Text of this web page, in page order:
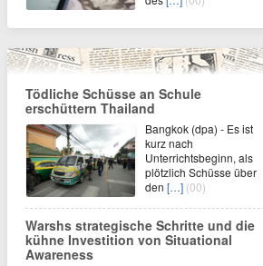
Tödliche Schüsse an Schule
erschüttern Thailand
Bangkok (dpa) - Es ist
kurz nach
Unterrichtsbeginn, als
plötzlich Schüsse über
den […] (00)
Warshs strategische Schritte und die
kühne Investition von Situational
Awareness